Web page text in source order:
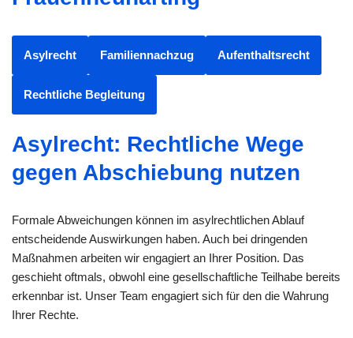
Asylrecht Familiennachzug Aufenthaltsrecht
Rechtliche Begleitung
Asylrecht: Rechtliche Wege
gegen Abschiebung nutzen
Formale Abweichungen können im asylrechtlichen Ablauf
entscheidende Auswirkungen haben. Auch bei dringenden
Maßnahmen arbeiten wir engagiert an Ihrer Position. Das
geschieht oftmals, obwohl eine gesellschaftliche Teilhabe bereits
erkennbar ist. Unser Team engagiert sich für den die Wahrung
Ihrer Rechte.